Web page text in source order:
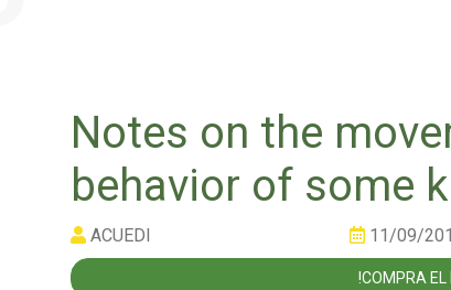
Notes on the
behavior of some
ACUEDI 11/09/
!COMPRA EL